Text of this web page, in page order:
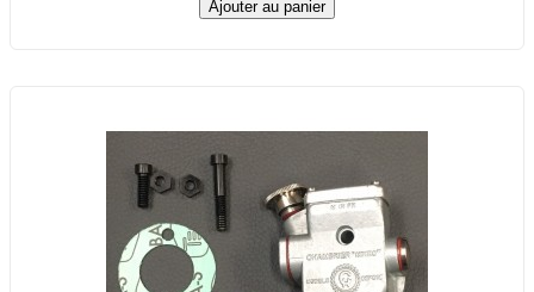
Ajouter au panier